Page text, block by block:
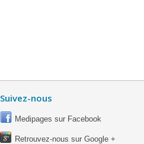
Suivez-nous
Medipages sur Facebook
Retrouvez-nous sur Google +